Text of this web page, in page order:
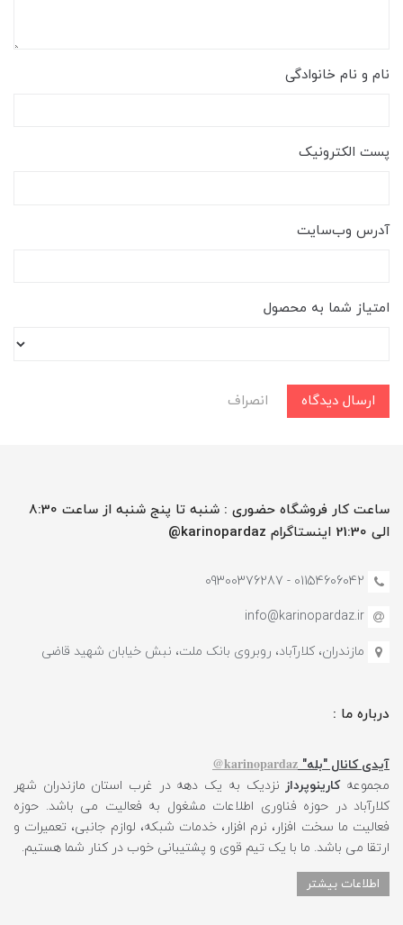
نام و نام خانوادگی
پست الکترونیک
آدرس وب‌سایت
امتیاز شما به محصول
ارسال دیدگاه انصراف
ساعت کار فروشگاه حضوری : شنبه تا پنج شنبه از ساعت 8:30
الی 21:30 اینستاگرام karinopardaz@
01154606042 - 09300376287
info@karinopardaz.ir
مازندران، کلارآباد، روبروی بانک ملت، نبش خیابان شهید قاضی
درباره ما :
آیدی کانال "بله" karinopardaz@
مجموعهکارینوپرداز نزدیک به یک دهه در غرب استان مازندران شهر
کلارآباد در حوزه فناوری اطلاعات مشغول به فعالیت می باشد. حوزه
فعالیت ما سخت افزار، نرم افزار، خدمات شبکه، لوازم جانبی، تعمیرات و
ارتقا می باشد. ما با یک تیم قوی و پشتیبانی خوب در کنار شما هستیم.
اطلاعات بیشتر